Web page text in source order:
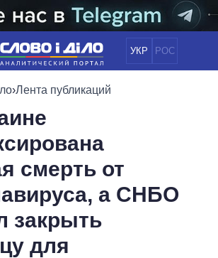
УКР РОС
НОВОСТИ
ЭКОНОМИКА
ОБЩЕСТВО
ОБЕЩАНИЯ
ПОЛИТИКИ
И ОФИС
РАДА
МИНИСТРОВ
ИНФОГРАФИКА
ВИДЕО
ПОДДЕРЖАТЬ
›Лента публикаций
смерть от
а СНБО
закрыть
для